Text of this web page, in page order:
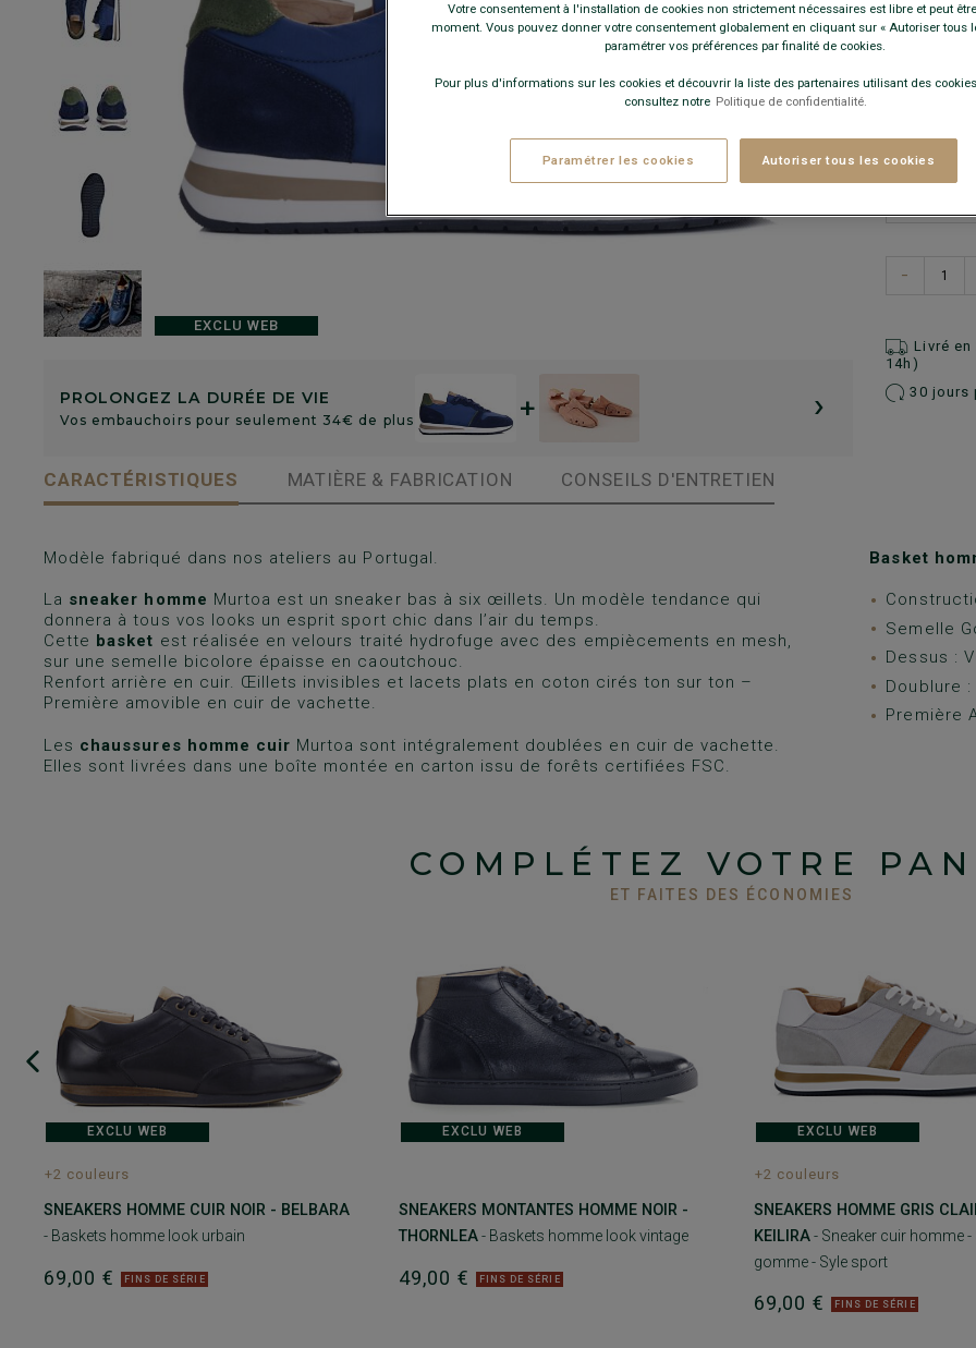
COULEURS
−
Livré
14h)
30 jours
EXCLU WEB
PROLONGEZ LA DURÉE DE VIE
Vos embauchoirs pour seulement 34€ de plus ›
+
CARACTÉRISTIQUES MATIÈRE & FABRICATION CONSEILS D'ENTRETIEN
Modèle fabriqué dans nos ateliers au Portugal.
La sneaker homme Murtoa est un sneaker bas à six œillets. Un modèle tendance qui
donnera à tous vos looks un esprit sport chic dans l’air du temps.
Cette basket est réalisée en velours traité hydrofuge avec des empiècements en mesh,
sur une semelle bicolore épaisse en caoutchouc.
Renfort arrière en cuir. Œillets invisibles et lacets plats en coton cirés ton sur ton –
Première amovible en cuir de vachette.
Les chaussures homme cuir Murtoa sont intégralement doublées en cuir de vachette.
Elles sont livrées dans une boîte montée en carton issu de forêts certifiées FSC.
Basket
Semelle
Dessus :
Doublure
Première
COMPLÉTEZ VOTRE
ET FAITES DES ÉCONOMIES
EXCLU WEB
+2 couleurs
SNEAKERS HOMME CUIR NOIR - BELBARA
- Baskets homme look urbain
69,00 € FINS DE SÉRIE
EXCLU WEB
SNEAKERS MONTANTES HOMME NOIR -
THORNLEA- Baskets homme look vintage
49,00 € FINS DE SÉRIE
EXCLU WEB
+2 couleurs
SNEAKERS HOMME GRIS
KEILIRA- Sneaker cuir homme -
gomme - Syle sport
69,00 € FINS DE SÉRIE
Votre consentement à l'installation de cookies non strictement nécessaires est libre et peut
moment. Vous pouvez donner votre consentement globalement en cliquant sur « Autoriser tous
paramétrer vos préférences par finalité de cookies.
Pour plus d'informations sur les cookies et découvrir la liste des partenaires utilisant des
consultez notre Politique de confidentialité.
Paramétrer les cookies Autoriser tous les cookies